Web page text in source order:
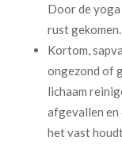
Door de
rust gekomen.
Kortom,
ongezond of
lichaam
afgevallen
het vast